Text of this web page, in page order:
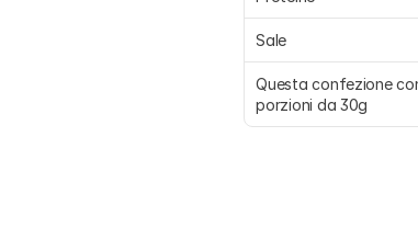
Sale
Questa confezione
porzioni da 30g